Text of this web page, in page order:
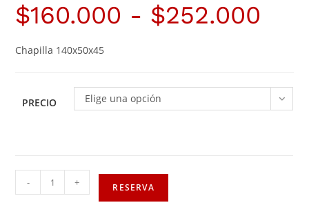
$160.000 - $252.000
Chapilla 140x50x45
PRECIO Elige una opción
- + RESERVA